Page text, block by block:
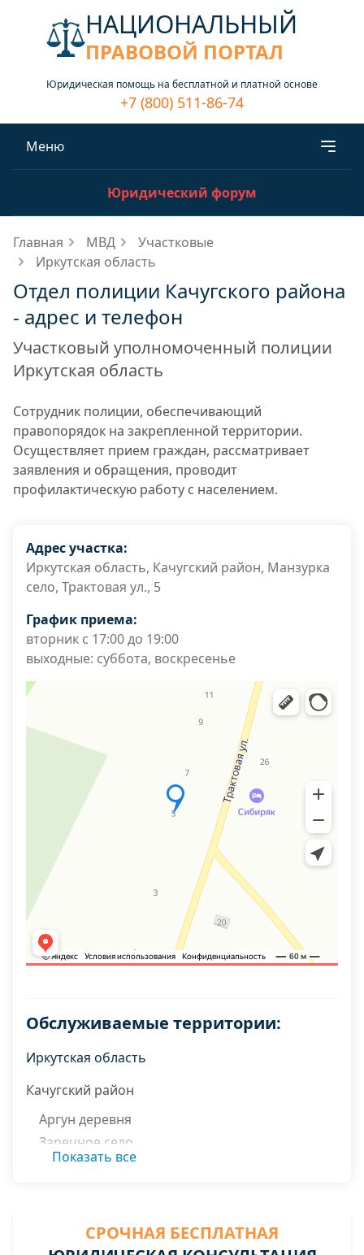
НАЦИОНАЛЬНЫЙ
ПРАВОВОЙ ПОРТАЛ
Юридическая помощь на бесплатной и платной основе
+7 (800) 511-86-74
Меню
Юридический форум
Главная МВД
Участковые
Иркутская область
Отдел полиции Качугского района
- адрес и телефон
Участковый уполномоченный полиции
Иркутская область
Сотрудник полиции, обеспечивающий
правопорядок на закрепленной территории.
Осуществляет прием граждан, рассматривает
заявления и обращения, проводит
профилактическую работу с населением.
Адрес участка:
Иркутская область, Качугский район, Манзурка
село, Трактовая ул., 5
График приема:
вторник с 17:00 до 19:00
выходные: суббота, воскресенье
Обслуживаемые территории:
Иркутская область
Качугский район
Аргун деревня
Заречное село
Зуева деревня
Копылова деревня
Показать все
СРОЧНАЯ БЕСПЛАТНАЯ